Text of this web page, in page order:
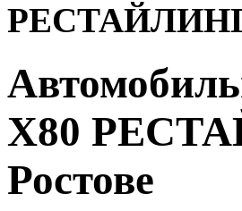
РЕСТАЙЛИНГ
X80
Ростове